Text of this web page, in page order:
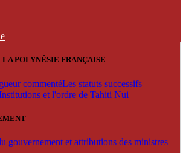
POLYNÉSIE FRANÇAISE
commentéLes statuts successifs
et l'ordre de Tahiti Nui
gouvernement et attributions des ministres